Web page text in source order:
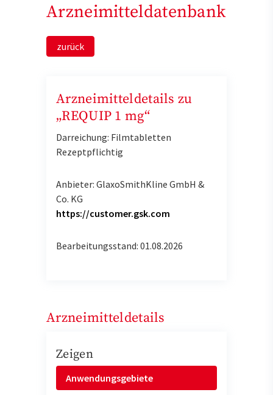
Arzneimitteldatenbank
zurück
Arzneimitteldetails zu
„REQUIP 1 mg“
Darreichung: Filmtabletten
Rezeptpflichtig
Anbieter: GlaxoSmithKline GmbH &
Co. KG
https://customer.gsk.com
Bearbeitungsstand: 01.08.2026
Arzneimitteldetails
Zeigen
Anwendungsgebiete